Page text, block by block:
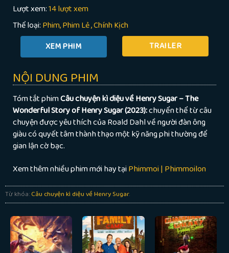
Lượt xem:14 lượt xem
Thể loại: Phim Phim Lẻ,Chính Kịch
TRAILER
NỘI DUNG PHIM
Tóm tắt phimCâu chuyện kì diệu về Henry Sugar – The
Wonderful Story of Henry Sugar (2023):chuyển thể từ câu
chuyện được yêu thích của Roald Dahl về người đàn ông
giàu có quyết tâm thành thạo một kỹ năng phi thường để
gian lận cờ bạc.
Xem thêm nhiều phim mới hay tạiPhimmoi | Phimmoilon
Từ khóa: Câu chuyện kì diệu về Henry Sugar.